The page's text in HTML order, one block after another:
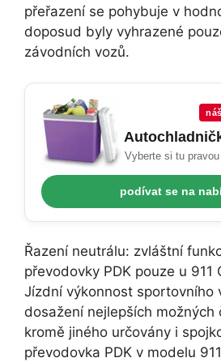
přeřazení se pohybuje v
doposud byly vyhrazené
závodních vozů.
Vyberte si tu
podívat se na
Řazení neutrálu: zvláštní
převodovky PDK pouze u 911
Jízdní výkonnost sportovního
dosažení nejlepších možných
kromě jiného určovány i
převodovka PDK v modelu